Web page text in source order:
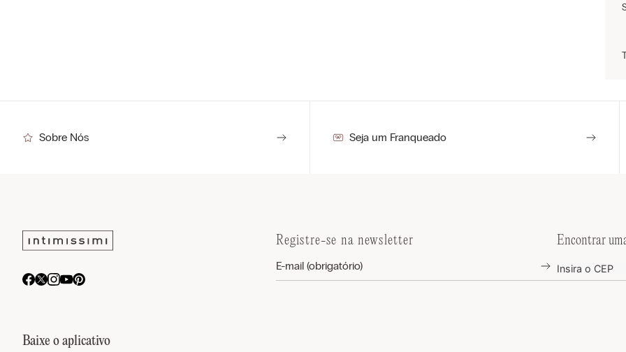
Sobre Nós Seja um Franqueado
Baixe o aplicativo
Registre-se na newsletter Encontrar